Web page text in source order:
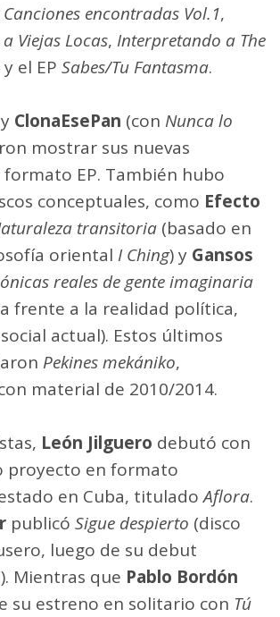
Canciones encontradas Vol.1,
Viejas Locas, Interpretando a The
y el EP Sabes/Tu Fantasma.
y ClonaEsePan (con Nunca lo
mostrar sus nuevas
formato EP. También hubo
conceptuales, como Efecto
transitoria (basado en
oriental I Ching) y Gansos
reales de gente imaginaria
frente a la realidad política,
actual). Estos últimos
Pekines mekániko,
material de 2010/2014.
León Jilguero debutó con
proyecto en formato
en Cuba, tituladoAflora.
publicó Sigue despierto (disco
luego de su debut
Mientras que Pablo Bordón
su estreno en solitario con Tú